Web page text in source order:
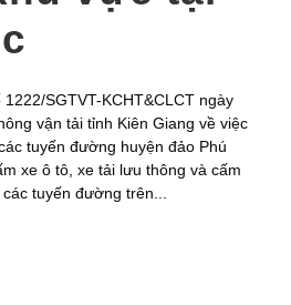
SGTVT-KCHT&CLCT ngày
vận tải tỉnh Kiên Giang về việc
tuyến đường huyện đảo Phú
xe ô tô, xe tải lưu thông và cấm
tuyến đường trên...